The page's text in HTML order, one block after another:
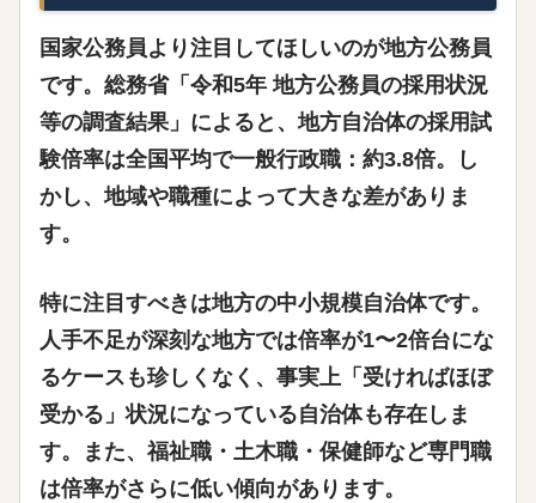
国家公務員より注目してほしいのが地方公務員
です。総務省「令和5年 地方公務員の採用状況
等の調査結果」によると、地方自治体の採用試
験倍率は全国平均で一般行政職：約3.8倍。し
かし、地域や職種によって大きな差がありま
す。
特に注目すべきは地方の中小規模自治体です。
人手不足が深刻な地方では倍率が1〜2倍台にな
るケースも珍しくなく、事実上「受ければほぼ
受かる」状況になっている自治体も存在しま
す。また、福祉職・土木職・保健師など専門職
は倍率がさらに低い傾向があります。